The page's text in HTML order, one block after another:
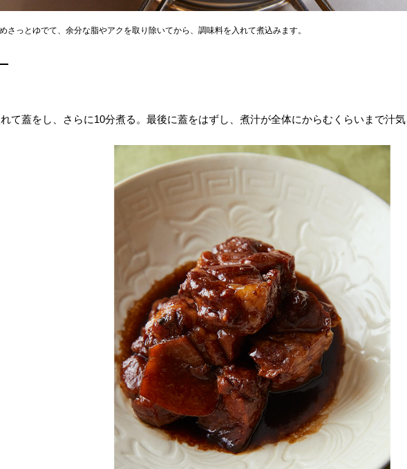
さっとゆでて、余分な脂やアクを取り除いてから、調味料を入れて煮込みます。
て蓋をし、さらに10分煮る。最後に蓋をはずし、煮汁が全体にからむくらいまで汁気